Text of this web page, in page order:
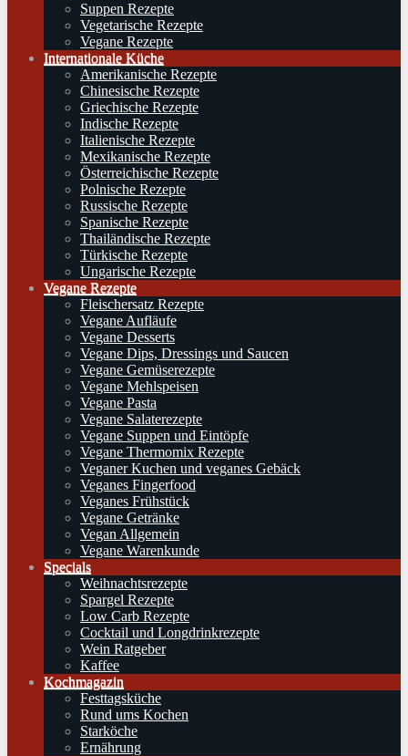
Suppen Rezepte
Vegetarische Rezepte
Vegane Rezepte
Internationale Küche
Amerikanische Rezepte
Chinesische Rezepte
Griechische Rezepte
Indische Rezepte
Italienische Rezepte
Mexikanische Rezepte
Österreichische Rezepte
Polnische Rezepte
Russische Rezepte
Spanische Rezepte
Thailändische Rezepte
Türkische Rezepte
Ungarische Rezepte
Vegane Rezepte
Fleischersatz Rezepte
Vegane Aufläufe
Vegane Desserts
Vegane Dips, Dressings und Saucen
Vegane Gemüserezepte
Vegane Mehlspeisen
Vegane Pasta
Vegane Salaterezepte
Vegane Suppen und Eintöpfe
Vegane Thermomix Rezepte
Veganer Kuchen und veganes Gebäck
Veganes Fingerfood
Veganes Frühstück
Vegane Getränke
Vegan Allgemein
Vegane Warenkunde
Specials
Weihnachtsrezepte
Spargel Rezepte
Low Carb Rezepte
Cocktail und Longdrinkrezepte
Wein Ratgeber
Kaffee
Kochmagazin
Festtagsküche
Rund ums Kochen
Starköche
Ernährung